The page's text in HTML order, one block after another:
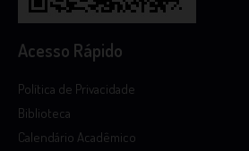
Acesso Rápido
Política de Privacidade
Biblioteca
Calendário Acadêmico